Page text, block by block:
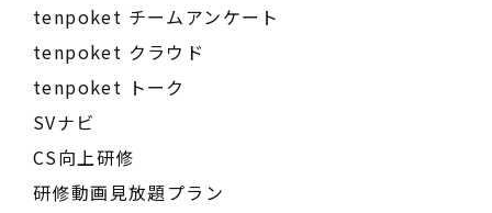
tenpoket チームアンケート
tenpoket クラウド
tenpoket トーク
SVナビ
CS向上研修
研修動画見放題プラン